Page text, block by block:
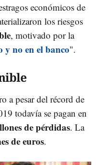
económicos de
los riesgos
, motivado por la
y no en el banco".
a pesar del récord de
todavía se pagan en
de pérdidas. La
de euros.